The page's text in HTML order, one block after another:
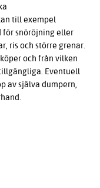
till exempel
för snöröjning eller
ris och större grenar.
och från vilken
Eventuell
av själva dumpern,